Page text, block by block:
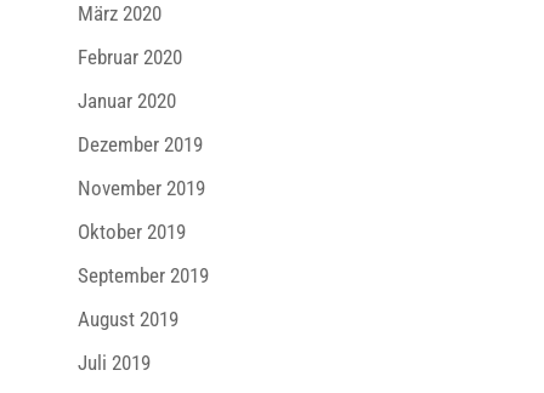
März 2020
Februar 2020
Januar 2020
Dezember 2019
November 2019
Oktober 2019
September 2019
August 2019
Juli 2019